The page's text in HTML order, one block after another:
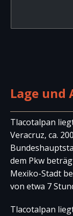
Lage und
Tlacotalpan
Veracruz, ca.
dem Pkw
Mexiko-Stadt
von etwa 7
Tlacotalpan